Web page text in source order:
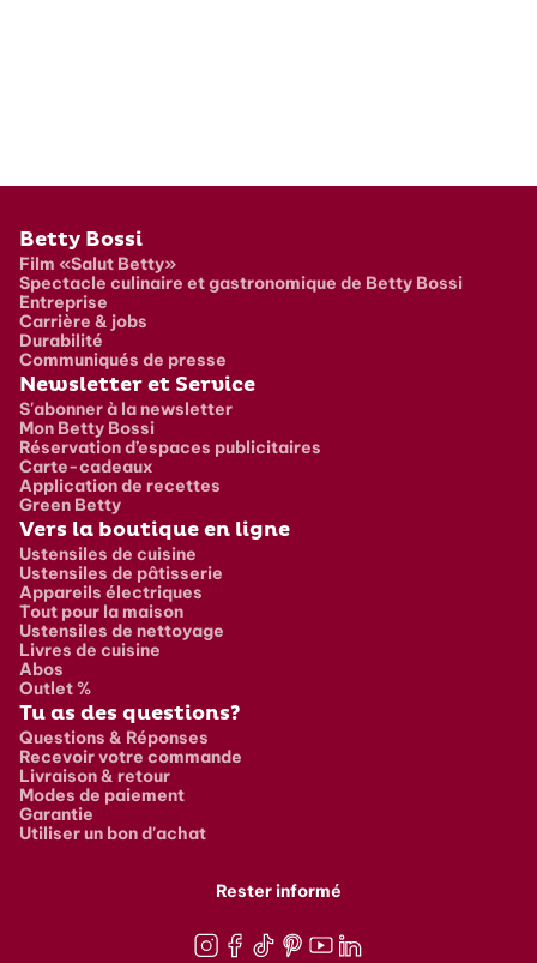
Pied de page
Betty Bossi
Film «Salut Betty»
Spectacle culinaire et gastronomique de Betty Bossi
Entreprise
Carrière & jobs
Durabilité
Communiqués de presse
Newsletter et Service
S'abonner à la newsletter
Mon Betty Bossi
Réservation d’espaces publicitaires
Carte-cadeaux
Application de recettes
Green Betty
Vers la boutique en ligne
Ustensiles de cuisine
Ustensiles de pâtisserie
Appareils électriques
Tout pour la maison
Ustensiles de nettoyage
Livres de cuisine
Abos
Outlet %
Tu as des questions?
Questions & Réponses
Recevoir votre commande
Livraison & retour
Modes de paiement
Garantie
Utiliser un bon d'achat
Rester informé